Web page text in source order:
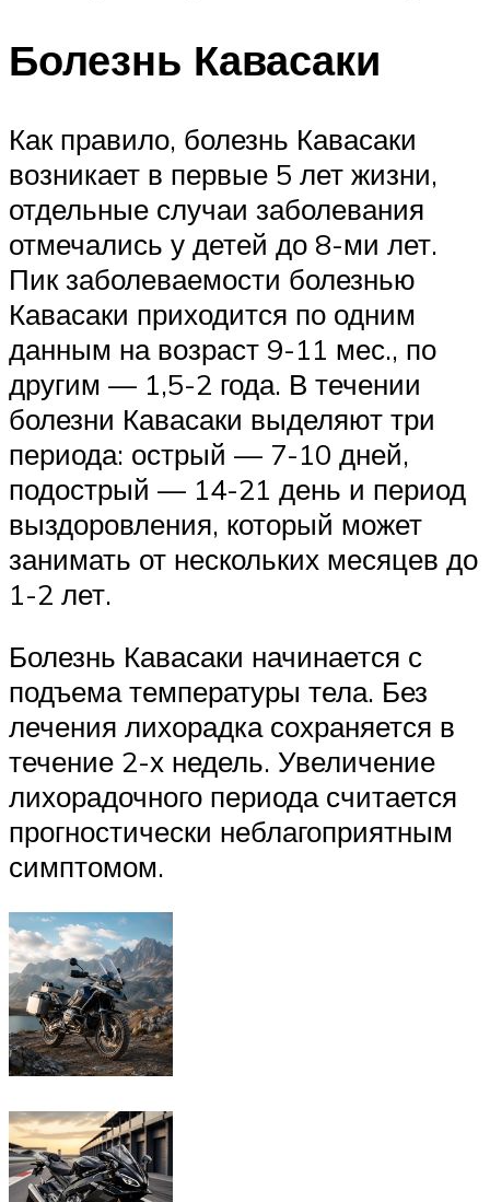
Болезнь Кавасаки
Как правило, болезнь Кавасаки
возникает в первые 5 лет жизни,
отдельные случаи заболевания
отмечались у детей до 8-ми лет.
Пик заболеваемости болезнью
Кавасаки приходится по одним
данным на возраст 9-11 мес., по
другим — 1,5-2 года. В течении
болезни Кавасаки выделяют три
периода: острый — 7-10 дней,
подострый — 14-21 день и период
выздоровления, который может
занимать от нескольких месяцев до
1-2 лет.
Болезнь Кавасаки начинается с
подъема температуры тела. Без
лечения лихорадка сохраняется в
течение 2-х недель. Увеличение
лихорадочного периода считается
прогностически неблагоприятным
симптомом.